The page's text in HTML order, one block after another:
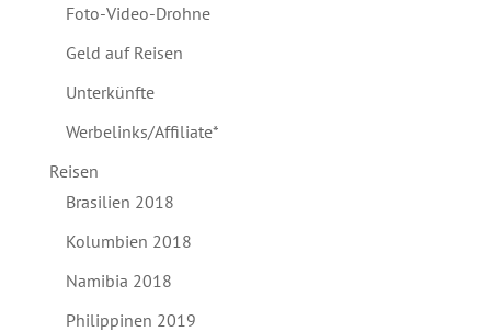
Foto-Video-Drohne
Geld auf Reisen
Unterkünfte
Werbelinks/Affiliate*
Reisen
Brasilien 2018
Kolumbien 2018
Namibia 2018
Philippinen 2019